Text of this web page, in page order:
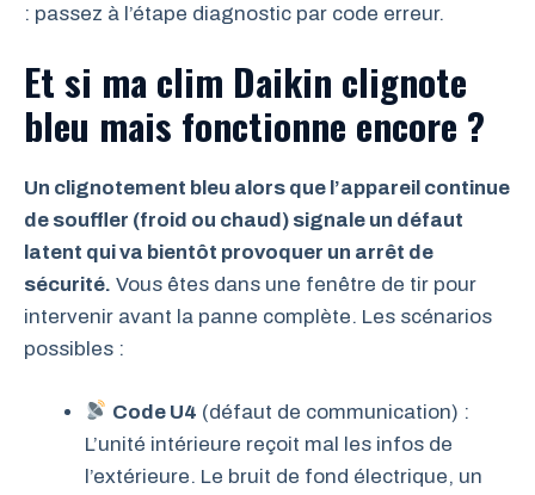
: passez à l’étape diagnostic par code erreur.
Et si ma clim Daikin clignote
bleu mais fonctionne encore ?
Un clignotement bleu alors que l’appareil continue
de souffler (froid ou chaud) signale un défaut
latent qui va bientôt provoquer un arrêt de
sécurité. Vous êtes dans une fenêtre de tir pour
intervenir avant la panne complète. Les scénarios
possibles :
Code U4 (défaut de communication) :
L’unité intérieure reçoit mal les infos de
l’extérieure. Le bruit de fond électrique, un